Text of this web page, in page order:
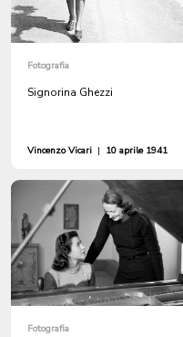
Fotografia
Signorina Ghezzi
Vincenzo Vicari | 10 aprile 1941
Fotografia